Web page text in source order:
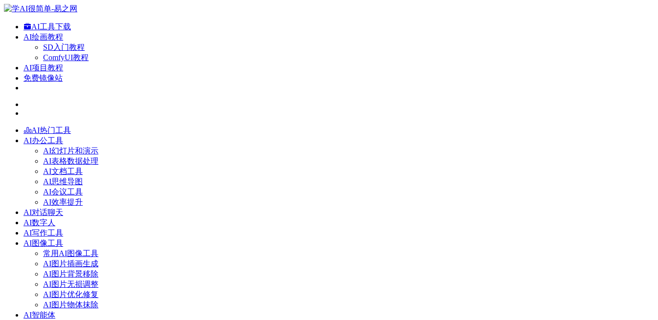
AI工具下载
AI绘画教程
SD入门教程
ComfyUI教程
AI项目教程
免费镜像站
AI热门工具
AI办公工具
AI幻灯片和演示
AI表格数据处理
AI文档工具
AI思维导图
AI会议工具
AI效率提升
AI对话聊天
AI数字人
AI写作工具
AI图像工具
常用AI图像工具
AI图片插画生成
AI图片背景移除
AI图片无损调整
AI图片优化修复
AI图片物体抹除
AI智能体